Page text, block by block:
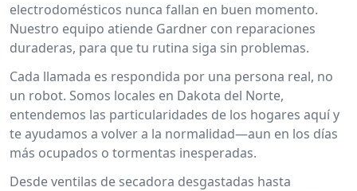
electrodomésticos nunca fallan en buen momento.
Nuestro equipo atiende Gardner con reparaciones
duraderas, para que tu rutina siga sin problemas.
Cada llamada es respondida por una persona real, no
un robot. Somos locales en Dakota del Norte,
entendemos las particularidades de los hogares aquí y
te ayudamos a volver a la normalidad—aun en los días
más ocupados o tormentas inesperadas.
Desde ventilas de secadora desgastadas hasta